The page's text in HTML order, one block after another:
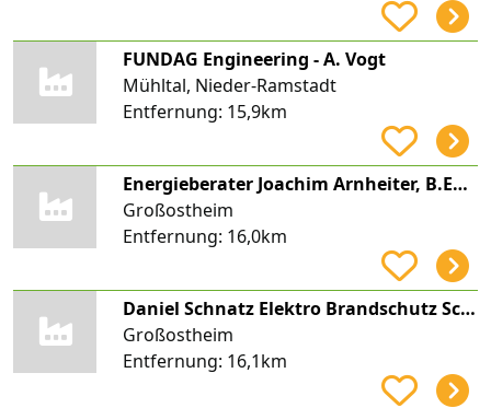
FUNDAG Engineering - A. Vogt
Mühltal, Nieder-Ramstadt
Entfernung: 15,9km
Energieberater Joachim Arnheiter, B.Eng. für Erneuerbare Energien und Energiemanagement
Großostheim
Entfernung: 16,0km
Daniel Schnatz Elektro Brandschutz Schnatz
Großostheim
Entfernung: 16,1km